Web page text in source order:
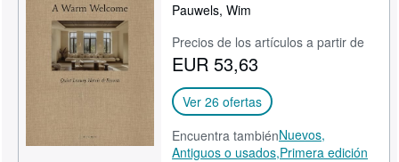
Pauwels, Wim
Precios de los artículos a partir de
EUR 53,63
Ver 26 ofertas
Encuentra tambiénNuevos,
Antiguos o usados,Primera edición